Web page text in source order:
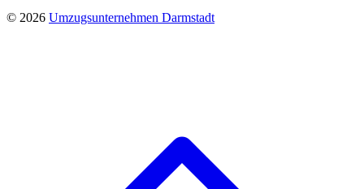
© 2026 Umzugsunternehmen Darmstadt